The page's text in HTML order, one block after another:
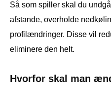
Så som spiller skal du
afstande, overholde
profilændringer. Disse vil
eliminere den helt.
Hvorfor skal man